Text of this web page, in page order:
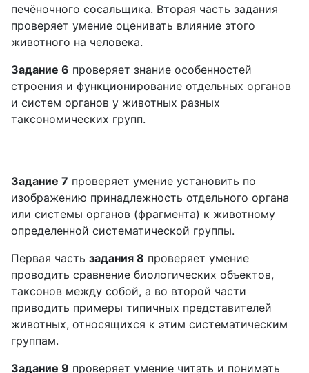
печёночного сосальщика. Вторая часть задания
проверяет умение оценивать влияние этого
животного на человека.
Задание 6 проверяет знание особенностей
строения и функционирование отдельных органов
и систем органов у животных разных
таксономических групп.
Задание 7 проверяет умение установить по
изображению принадлежность отдельного органа
или системы органов (фрагмента) к животному
определенной систематической группы.
Первая часть задания 8 проверяет умение
проводить сравнение биологических объектов,
таксонов между собой, а во второй части
приводить примеры типичных представителей
животных, относящихся к этим систематическим
группам.
Задание 9 проверяет умение читать и понимать